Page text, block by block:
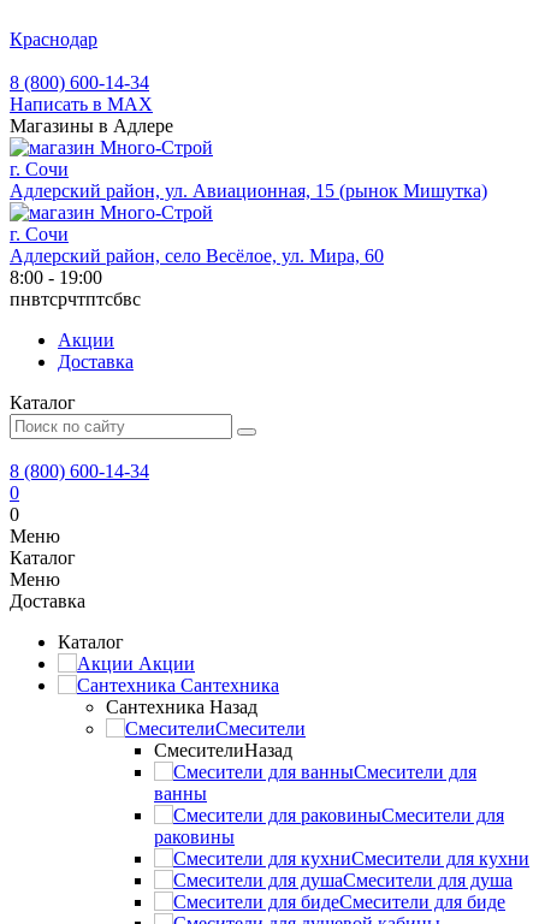
Краснодар
8 (800) 600-14-34
Написать в MAX
Магазины в Адлере
г. Сочи
Адлерский район, ул. Авиационная, 15 (рынок Мишутка)
г. Сочи
Адлерский район, село Весёлое, ул. Мира, 60
8:00 - 19:00
пнвтсрчтптсбвс
Акции
Доставка
Каталог
8 (800) 600-14-34
0
0
Меню
Каталог
Меню
Доставка
Каталог
Акции
Сантехника
Сантехника Назад
Смесители
СмесителиНазад
Смесители для
ванны
Смесители для
раковины
Смесители для кухни
Смесители для душа
Смесители для биде